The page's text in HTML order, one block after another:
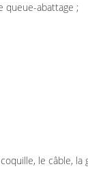
queue-abattage ;
le câble, la